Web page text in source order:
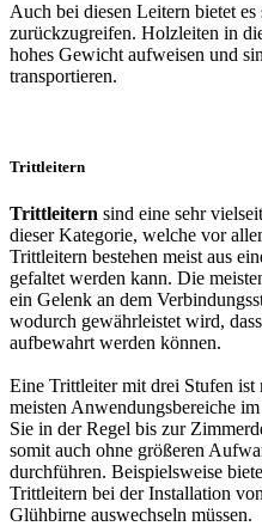
Auch bei diesen Leitern bietet
zurückzugreifen. Holzleiten in
hohes Gewicht aufweisen und
transportieren.
Trittleitern
Trittleitern sind eine sehr
dieser Kategorie, welche vor
Trittleitern bestehen meist aus
gefaltet werden kann. Die
ein Gelenk an dem
wodurch gewährleistet wird,
aufbewahrt werden können.
Eine Trittleiter mit drei Stufen ist
meisten Anwendungsbereiche
Sie in der Regel bis zur
somit auch ohne größeren
durchführen. Beispielsweise
Trittleitern bei der Installation
Glühbirne auswechseln müssen.